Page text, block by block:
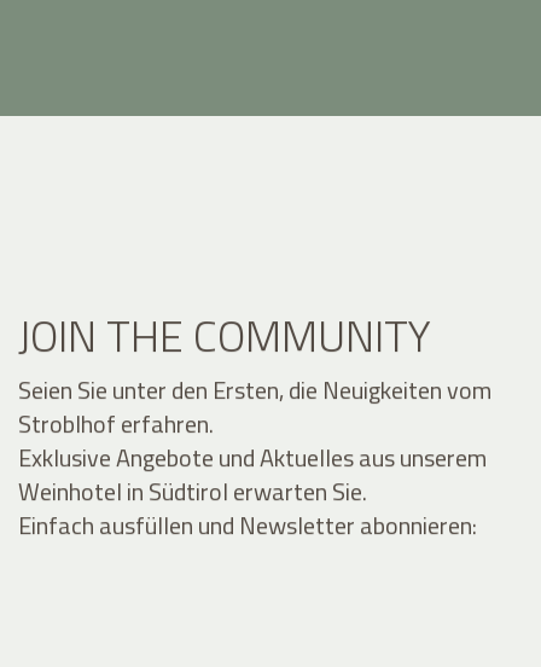
JOIN THE COMMUNITY
Seien Sie unter den Ersten, die Neuigkeiten vom
Stroblhof erfahren.
Exklusive Angebote und Aktuelles aus unserem
Weinhotel in Südtirol erwarten Sie.
Einfach ausfüllen und Newsletter abonnieren: